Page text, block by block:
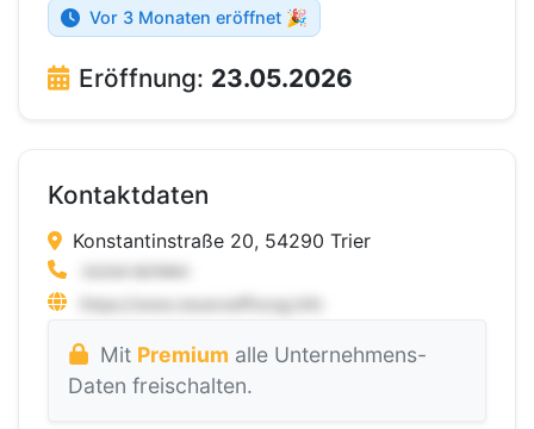
Vor 3 Monaten eröffnet 🎉
Eröffnung: 23.05.2026
Kontaktdaten
Konstantinstraße 20, 54290 Trier
Mit Premium alle Unternehmens-
Daten freischalten.